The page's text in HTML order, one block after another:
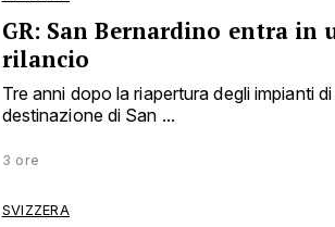
GR: San Bernardino entra in
rilancio
Tre anni dopo la riapertura degli impianti
destinazione di San ...
3 ore
SVIZZERA